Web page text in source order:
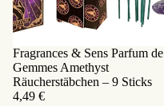
Sold out
Fragrances & Sens Parfum de
Gemmes Amethyst
Räucherstäbchen – 9 Sticks
4,49 €